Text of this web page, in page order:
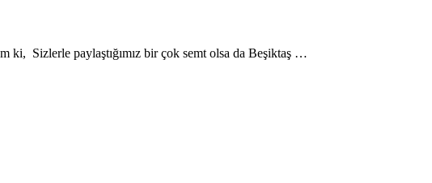
ki, Sizlerle paylaştığımız bir çok semt olsa da Beşiktaş …